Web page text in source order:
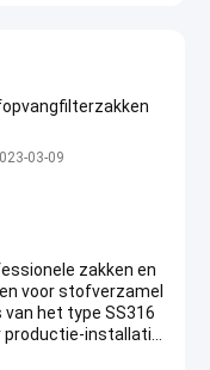
03-09
zakken en
voor stofverzamel
van het type SS316
productie-installatie